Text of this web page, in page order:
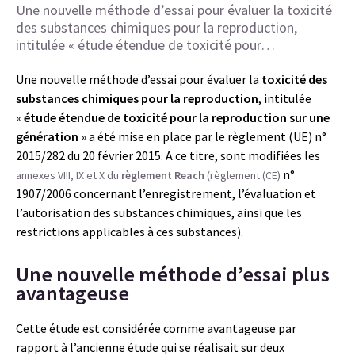
Une nouvelle méthode d’essai pour évaluer la toxicité
des substances chimiques pour la reproduction,
intitulée « étude étendue de toxicité pour…
Une nouvelle méthode d’essai pour évaluer la toxicité des
substances chimiques pour la reproduction, intitulée
« étude étendue de toxicité pour la reproduction sur une
génération » a été mise en place par le règlement (UE) n°
2015/282 du 20 février 2015. A ce titre, sont modifiées les
annexes VIII, IX et X du règlement Reach (règlement (CE) n°
1907/2006 concernant l’enregistrement, l’évaluation et
l’autorisation des substances chimiques, ainsi que les
restrictions applicables à ces substances).
Une nouvelle méthode d’essai plus
avantageuse
Cette étude est considérée comme avantageuse par
rapport à l’ancienne étude qui se réalisait sur deux